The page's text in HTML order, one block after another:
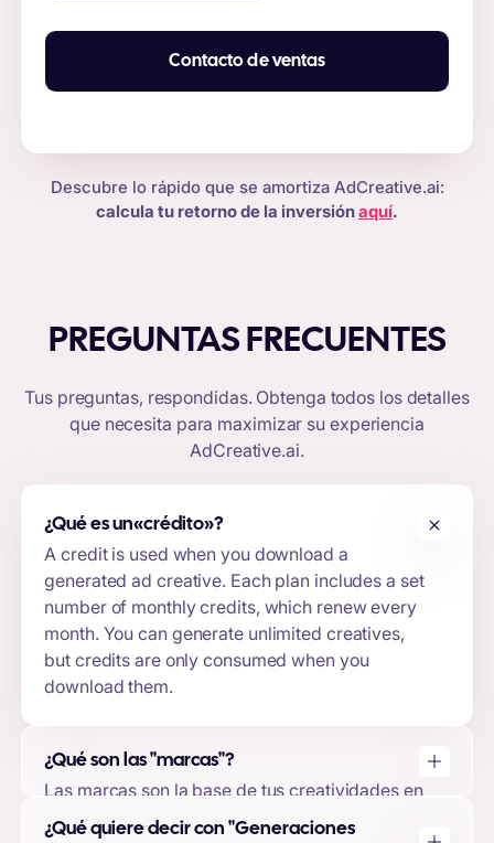
Contacto de ventas
Descubre lo rápido que se amortiza AdCreative.ai:
calcula tu retorno de la inversiónaquí.
PREGUNTAS FRECUENTES
Tus preguntas, respondidas. Obtenga todos los detalles
que necesita para maximizar su experiencia
AdCreative.ai.
¿Qué es un«crédito»?
A credit is used when you download a
generated ad creative. Each plan includes a set
number of monthly credits, which renew every
month. You can generate unlimited creatives,
but credits are only consumed when you
download them.
¿Qué son las "marcas"?
Las marcas son la base de tus creatividades en
AdCreative.ai. Al crear una marca, puede
¿Qué quiere decir con "Generaciones